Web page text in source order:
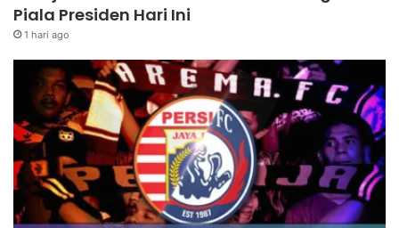
Piala Presiden Hari Ini
1 hari ago